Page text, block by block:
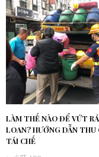
LÀM THẾ NÀO ĐỂ VỨT
LOAN? HƯỚNG DẪN THU
TÁI CHẾ